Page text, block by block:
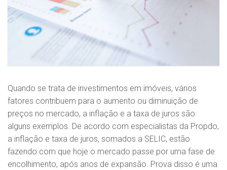
Quando se trata de investimentos em imóveis, vários
fatores contribuem para o aumento ou diminuição de
preços no mercado, a inflação e a taxa de juros são
alguns exemplos. De acordo com especialistas da Propdo,
a inflação e taxa de juros, somados a SELIC, estão
fazendo com que hoje o mercado passe por uma fase de
encolhimento, após anos de expansão. Prova disso é uma